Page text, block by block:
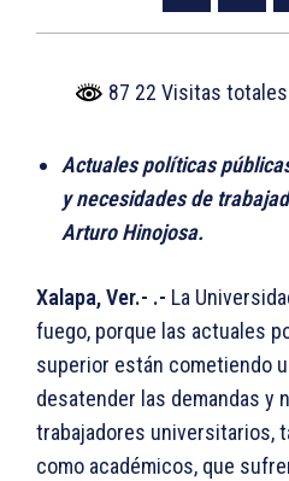
87 22 Visitas totales
Actuales políticas
y necesidades de
Arturo Hinojosa.
Xalapa, Ver.- .- La
fuego, porque las actuales
superior están cometiendo
desatender las demandas y
trabajadores universitarios,
como académicos, que